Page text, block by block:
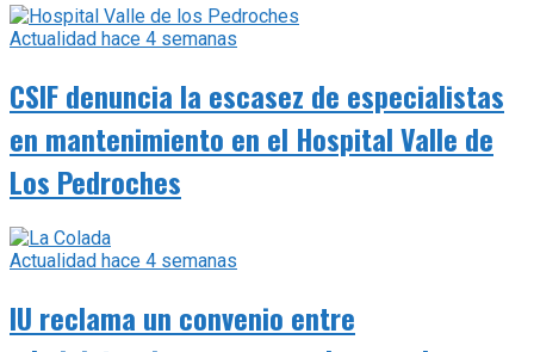
Actualidad hace 4 semanas
CSIF denuncia la escasez de especialistas
en mantenimiento en el Hospital Valle de
Los Pedroches
Actualidad hace 4 semanas
IU reclama un convenio entre